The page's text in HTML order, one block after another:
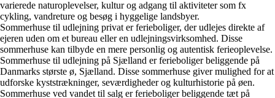
varierede naturoplevelser, kultur og adgang til aktiviteter som fx
cykling, vandreture og besøg i hyggelige landsbyer.
Sommerhuse til udlejning privat er ferieboliger, der udlejes direkte af
ejeren uden om et bureau eller en udlejningsvirksomhed. Disse
sommerhuse kan tilbyde en mere personlig og autentisk ferieoplevelse.
Sommerhuse til udlejning på Sjælland er ferieboliger beliggende på
Danmarks største ø, Sjælland. Disse sommerhuse giver mulighed for at
udforske kyststrækninger, seværdigheder og kulturhistorie på øen.
Sommerhuse ved vandet til salg er ferieboliger beliggende tæt på